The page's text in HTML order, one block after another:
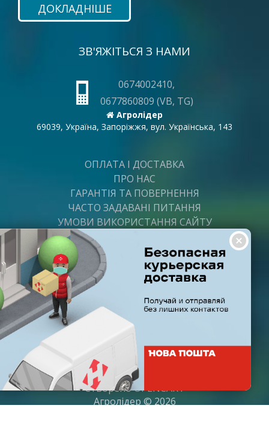
ДОКЛАДНІШЕ
ЗВ'ЯЖІТЬСЯ З НАМИ
0674002410,
0677860809 (VB, TG)
Агролідер
69039, Україна, Запоріжжя, вул. Українська, 143
ОПЛАТА І ДОСТАВКА
ПРО НАС
ГАРАНТІЯ ТА ПОВЕРНЕННЯ
ЧАСТО ЗАДАВАНІ ПИТАННЯ
УМОВИ ВИКОРИСТАННЯ САЙТУ
ПОСТАЧАЛЬНИКАМ
ПАРТНЕРИ
ГРАФІК РОБОТИ
Пн-Пт: з 8:00 до 21:00
Субота: з 9:00 до 20:00
Неділя: з 10:00 до 19:00
СтвореноOPENCART
Агролідер © 2026